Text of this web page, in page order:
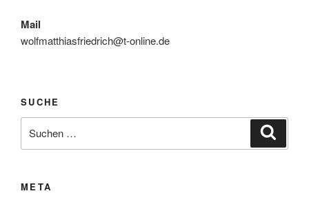
Mail
wolfmatthiasfriedrich@t-online.de
SUCHE
nach:
META